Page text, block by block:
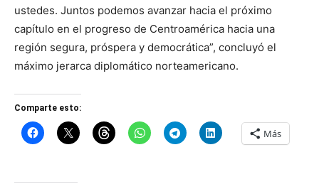
ustedes. Juntos podemos avanzar hacia el próximo
capítulo en el progreso de Centroamérica hacia una
región segura, próspera y democrática”, concluyó el
máximo jerarca diplomático norteamericano.
Comparte esto:
Más